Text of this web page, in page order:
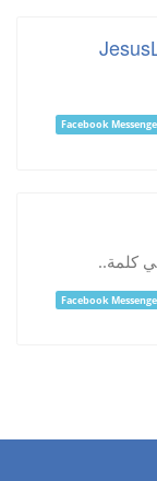
Facebook
كلمة..
Facebook